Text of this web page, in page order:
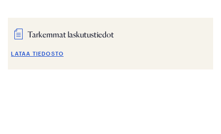
Tarkemmat laskutustiedot
LATAA TIEDOSTO